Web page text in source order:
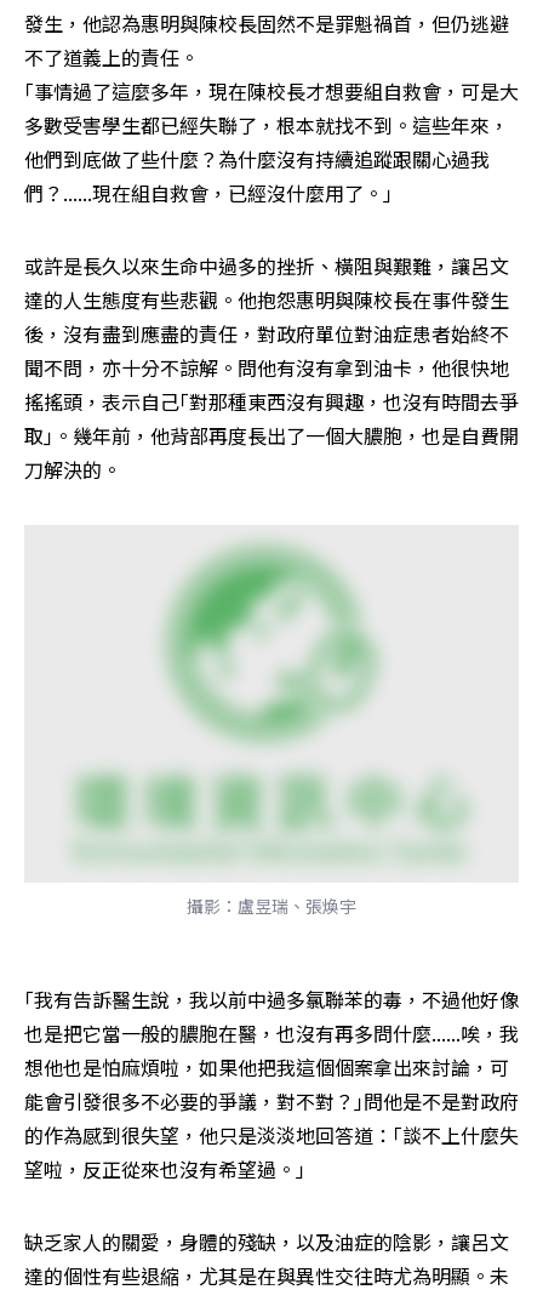
發生，他認為惠明與陳校長固然不是罪魁禍首，但仍逃避
不了道義上的責任。
｢事情過了這麼多年，現在陳校長才想要組自救會，可是大
多數受害學生都已經失聯了，根本就找不到。這些年來，
他們到底做了些什麼？為什麼沒有持續追蹤跟關心過我
們？......現在組自救會，已經沒什麼用了。｣
或許是長久以來生命中過多的挫折、橫阻與艱難，讓呂文
達的人生態度有些悲觀。他抱怨惠明與陳校長在事件發生
後，沒有盡到應盡的責任，對政府單位對油症患者始終不
聞不問，亦十分不諒解。問他有沒有拿到油卡，他很快地
搖搖頭，表示自己｢對那種東西沒有興趣，也沒有時間去爭
取｣。幾年前，他背部再度長出了一個大膿胞，也是自費開
刀解決的。
攝影：盧昱瑞、張煥宇
｢我有告訴醫生說，我以前中過多氯聯苯的毒，不過他好像
也是把它當一般的膿胞在醫，也沒有再多問什麼......唉，我
想他也是怕麻煩啦，如果他把我這個個案拿出來討論，可
能會引發很多不必要的爭議，對不對？｣問他是不是對政府
的作為感到很失望，他只是淡淡地回答道：｢談不上什麼失
望啦，反正從來也沒有希望過。｣
缺乏家人的關愛，身體的殘缺，以及油症的陰影，讓呂文
達的個性有些退縮，尤其是在與異性交往時尤為明顯。未